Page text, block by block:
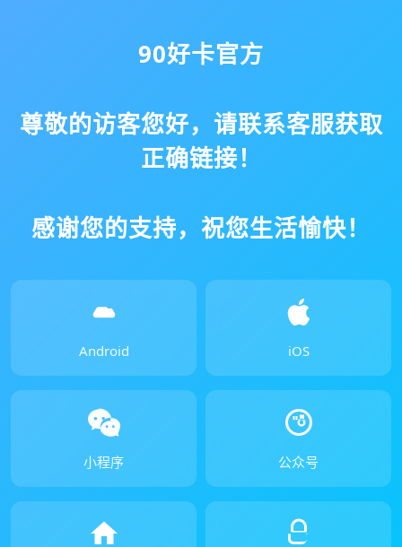
90好卡官方
尊敬的访客您好，请联系客服获取
正确链接！
感谢您的支持，祝您生活愉快！
Android iOS
小程序 公众号